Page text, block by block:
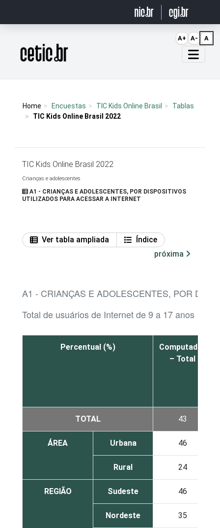
Página inicial
Home Encuestas TIC Kids Online Brasil
Tablas
TIC Kids Online Brasil 2022
TIC Kids Online Brasil 2022
Crianças e adolescentes
A1 - CRIANÇAS E ADOLESCENTES, POR DISPOSITIVOS
UTILIZADOS PARA ACESSAR A INTERNET
Ver tabla ampliada
Índice
próxima
A1 - CRIANÇAS E ADOLESCENTES, POR
Total de usuários de Internet de 9 a 17 anos
Percentual (%)
Computador
– Total
TOTAL 43
ÁREA Urbana 46
Rural 24
REGIÃO Sudeste 46
Nordeste 35
A+ A- A